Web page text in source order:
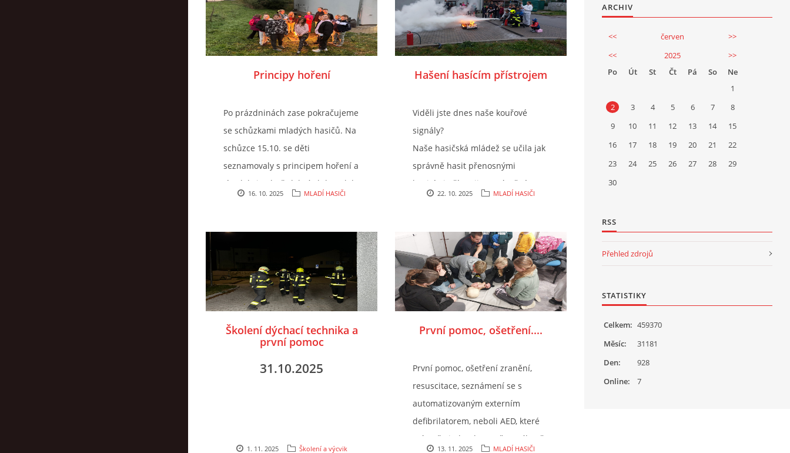
Principy hoření
Po prázdninách zase pokračujeme
se schůzkami mladých hasičů. Na
schůzce 15.10. se děti
seznamovaly s principem hoření a
tím, kdy je oheň dobrý sluha a kdy
naučíme, jak se oheň hasí hasicím
přístrojem a který je vhodný na
jaký požár. A co vy? Máte doma
hasicí přístroj?
16. 10. 2025 MLADÍ HASIČI
Hašení hasícím přístrojem
Viděli jste dnes naše kouřové
signály?
Naše hasičská mládež se učila jak
správně hasit přenosnými
hasicími přístroji. Po náročné
hasili jsme je pomocí práškových a
sněhových hasicích přístrojů.
Pokud bude v naší obci počínající
požár, máme odedneška přes 20
mladých záchranářů, kteří ho
zvládnou uhasit.
22. 10. 2025 MLADÍ HASIČI
Školení dýchací technika a
první pomoc
31.10.2025
1. 11. 2025 Školení a výcvik
První pomoc, ošetření....
První pomoc, ošetření zranění,
resuscitace, seznámení se s
automatizovaným externím
defibrilatorem, neboli AED, které
má naše jednotka nově ve výbavě.
13. 11. 2025 MLADÍ HASIČI
ARCHIV
<< červen
>>
<<
2025
>>
Po
Út St Čt Pá So
Ne
1
2
3 4 5 6 7
8
9
10 11 12 13 14
15
16
17 18 19 20 21
22
23
24 25 26 27 28
29
30
RSS
Přehled zdrojů
STATISTIKY
Online: 7
Celkem: 459370
Měsíc:
31181
Den:
928